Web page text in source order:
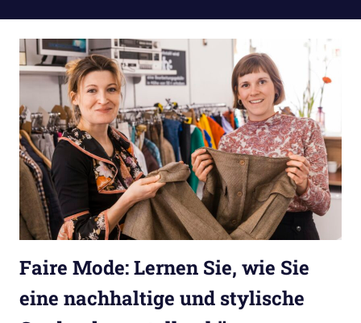
Faire Mode: Lernen Sie, wie Sie
eine nachhaltige und stylische